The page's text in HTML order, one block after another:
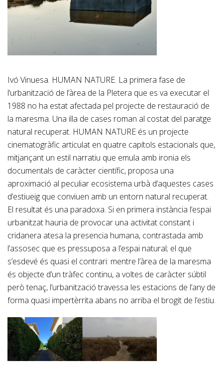
Ivó Vinuesa. HUMAN NATURE. La primera fase de
l’urbanització de l’àrea de la Pletera que es va executar el
1988 no ha estat afectada pel projecte de restauració de
la maresma. Una illa de cases roman al costat del paratge
natural recuperat. HUMAN NATURE és un projecte
cinematogràfic articulat en quatre capítols estacionals que,
mitjançant un estil narratiu que emula amb ironia els
documentals de caràcter científic, proposa una
aproximació al peculiar ecosistema urbà d’aquestes cases
d’estiueig que conviuen amb un entorn natural recuperat.
El resultat és una paradoxa. Si en primera instància l’espai
urbanitzat hauria de provocar una activitat constant i
cridanera atesa la presencia humana, contrastada amb
l’assosec que es pressuposa a l’espai natural; el que
s’esdevé és quasi el contrari: mentre l’àrea de la maresma
és objecte d’un tràfec continu, a voltes de caràcter súbtil
però tenaç, l’urbanització travessa les estacions de l’any de
forma quasi impertèrrita abans no arriba el brogit de l’estiu.